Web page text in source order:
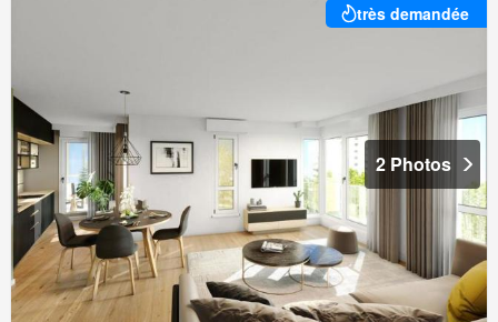
très demandée
2 Photos